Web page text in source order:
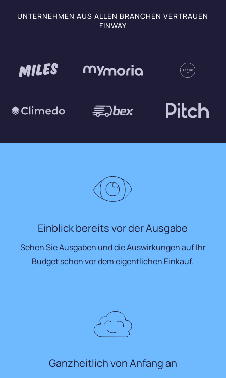
UNTERNEHMEN AUS ALLEN BRANCHEN VERTRAUEN
FINWAY
Einblick bereits vor der Ausgabe
Sehen Sie Ausgaben und die Auswirkungen auf Ihr
Budget schon vor dem eigentlichen Einkauf.
Ganzheitlich von Anfang an